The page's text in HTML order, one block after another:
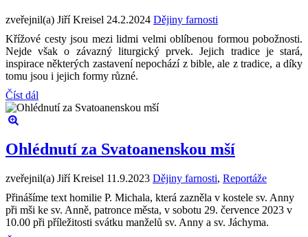
zveřejnil(a) Jiří Kreisel 24.2.2024 Dějiny farnosti
Křížové cesty jsou mezi lidmi velmi oblíbenou formou pobožnosti.
Nejde však o závazný liturgický prvek. Jejich tradice je stará,
inspirace některých zastavení nepochází z bible, ale z tradice, a díky
tomu jsou i jejich formy různé.
Číst dál
Ohlédnutí za Svatoanenskou mší
zveřejnil(a) Jiří Kreisel 11.9.2023 Dějiny farnosti, Reportáže
Přinášíme text homilie P. Michala, která zazněla v kostele sv. Anny
při mši ke sv. Anně, patronce města, v sobotu 29. července 2023 v
10.00 při příležitosti svátku manželů sv. Anny a sv. Jáchyma.